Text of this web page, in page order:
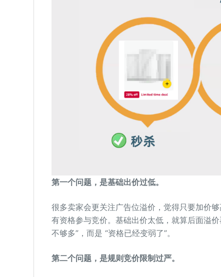
第一个问题，是基础出价过低。
很多卖家会更关注广告位溢价，觉得只要加价
有资格参与竞价。基础出价太低，就算后面溢
不够多”，而是 “资格已经变弱了”。
第二个问题，是规则竞价限制过严。